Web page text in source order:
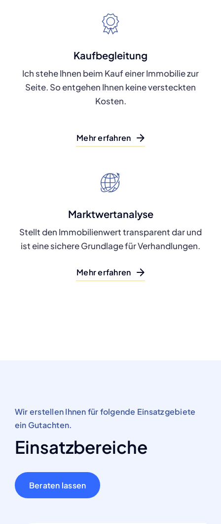
Kaufbegleitung
Ich stehe Ihnen beim Kauf einer Immobilie zur
Seite. So entgehen Ihnen keine versteckten
Kosten.
Mehr erfahren
Marktwertanalyse
Stellt den Immobilienwert transparent dar und
ist eine sichere Grundlage für Verhandlungen.
Mehr erfahren
Wir erstellen Ihnen für folgende Einsatzgebiete
ein Gutachten.
Einsatzbereiche
Beraten lassen